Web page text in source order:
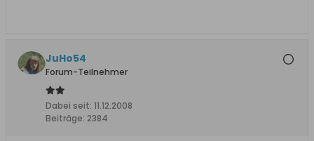
JuHo54
Forum-Teilnehmer
Dabei seit: 11.12.2008
Beiträge: 2384